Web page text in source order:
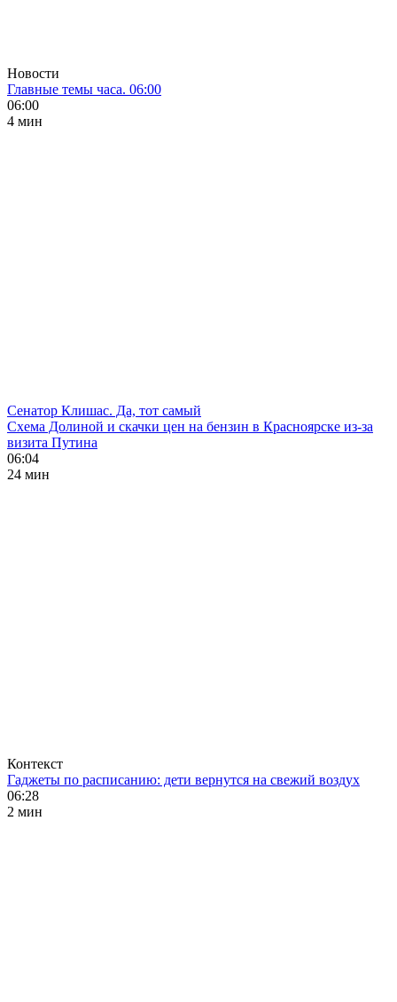
Новости
Главные темы часа. 06:00
06:00
4 мин
Сенатор Клишас. Да, тот самый
Схема Долиной и скачки цен на бензин в Красноярске из-за
визита Путина
06:04
24 мин
Контекст
Гаджеты по расписанию: дети вернутся на свежий воздух
06:28
2 мин